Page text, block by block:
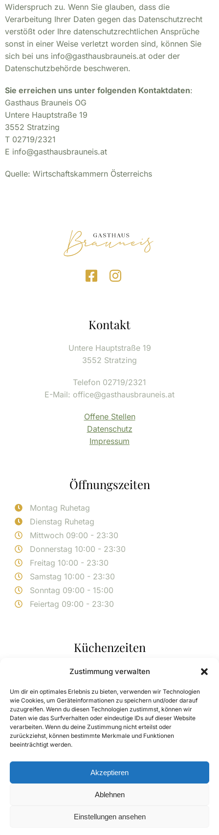
Zustimmung verwalten
Um dir ein optimales Erlebnis zu bieten, verwenden wir Technologien
wie Cookies, um Geräteinformationen zu speichern und/oder darauf
zuzugreifen. Wenn du diesen Technologien zustimmst, können wir
Daten wie das Surfverhalten oder eindeutige IDs auf dieser Website
verarbeiten. Wenn du deine Zustimmung nicht erteilst oder
zurückziehst, können bestimmte Merkmale und Funktionen
beeinträchtigt werden.
Akzeptieren
Ablehnen
Einstellungen ansehen
Widerspruch zu. Wenn Sie glauben, dass die
Verarbeitung Ihrer Daten gegen das Datenschutzrecht
verstößt oder Ihre datenschutzrechtlichen Ansprüche
sonst in einer Weise verletzt worden sind, können Sie
sich bei uns info@gasthausbrauneis.at oder der
Datenschutzbehörde beschweren.
Sie erreichen uns unter folgenden Kontaktdaten:
Gasthaus Brauneis OG
Untere Hauptstraße 19
3552 Stratzing
T 02719/2321
E info@gasthausbrauneis.at
Quelle: Wirtschaftskammern Österreichs
Kontakt
Untere Hauptstraße 19
3552 Stratzing
Telefon 02719/2321
E-Mail: office@gasthausbrauneis.at
Offene Stellen
Datenschutz
Impressum
Öffnungszeiten
Montag Ruhetag
Dienstag Ruhetag
Mittwoch 09:00 - 23:30
Donnerstag 10:00 - 23:30
Freitag 10:00 - 23:30
Samstag 10:00 - 23:30
Sonntag 09:00 - 15:00
Feiertag 09:00 - 23:30
Küchenzeiten
Montag Ruhetag
Mittwoch 11:30 - 14:00 und 17:00 - 20:30
Donnerstag 11:30 - 14:00 und 17:00 - 20:30
Freitag 11:30 - 14:00 und 17:00 - 20:30
Samstag 11:30 - 14:00 und 17:00 - 20:30
© Copyright 2024 Gasthaus Brauneis. All rights reserved.
SEHR GEEHRTE DAMEN & HERREN!
LIEBE GÄSTE
WIR HABEN VON 27. JULI BIS 18. AUGUST
BETRIEBSURLAUB!
AM 19. AUGUST SIND WIR WIEDER WIE